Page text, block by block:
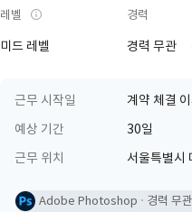
레벨 경력
미드 레벨 경력 무관
근무 시작일
계약 체결
예상 기간
30일
근무 위치
서울특별시
Adobe Photoshop 경력 무관